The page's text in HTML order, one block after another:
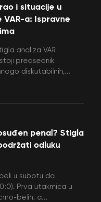
i situacije u
VAR-a: Ispravne
analiza VAR
predsednik
diskutabilnih,...
penal? Stigla
odluku
u subotu da
Prva utakmica u
belih, a...